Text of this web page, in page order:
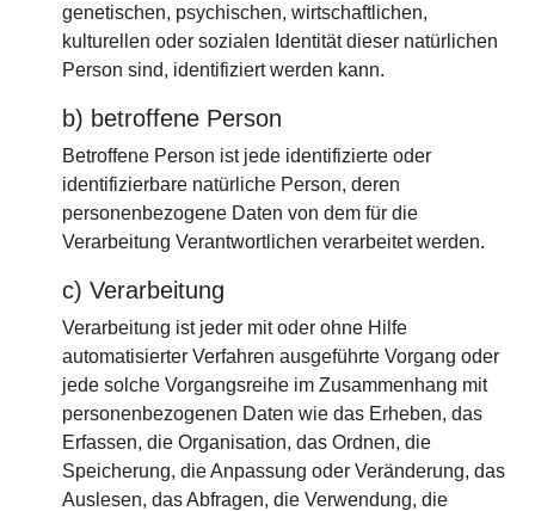
genetischen, psychischen, wirtschaftlichen,
kulturellen oder sozialen Identität dieser natürlichen
Person sind, identifiziert werden kann.
b) betroffene Person
Betroffene Person ist jede identifizierte oder
identifizierbare natürliche Person, deren
personenbezogene Daten von dem für die
Verarbeitung Verantwortlichen verarbeitet werden.
c) Verarbeitung
Verarbeitung ist jeder mit oder ohne Hilfe
automatisierter Verfahren ausgeführte Vorgang oder
jede solche Vorgangsreihe im Zusammenhang mit
personenbezogenen Daten wie das Erheben, das
Erfassen, die Organisation, das Ordnen, die
Speicherung, die Anpassung oder Veränderung, das
Auslesen, das Abfragen, die Verwendung, die